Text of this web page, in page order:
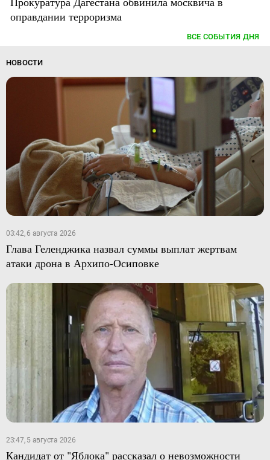
оправдании терроризма
ВСЕ СОБЫТИЯ ДНЯ
НОВОСТИ
03:42, 6 августа 2026
Глава Геленджика назвал суммы выплат жертвам
атаки дрона в Архипо-Осиповке
23:47, 5 августа 2026
Кандидат от "Яблока" рассказал о невозможности